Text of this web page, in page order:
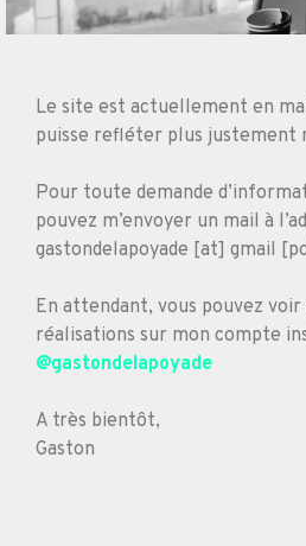
Le site est actuellement en
puisse refléter plus justement
Pour toute demande
pouvez m’envoyer un mail à
gastondelapoyade [at] gmail
En attendant, vous pouvez voir
réalisations sur mon compte
@gastondelapoyade
A très bientôt,
Gaston